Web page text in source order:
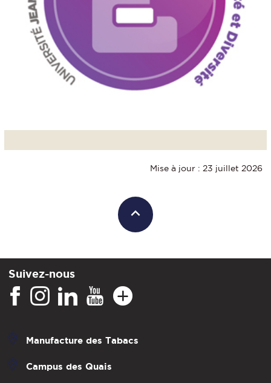
Mise à jour : 23 juillet 2026
Suivez-nous
Manufacture des Tabacs
Campus des Quais